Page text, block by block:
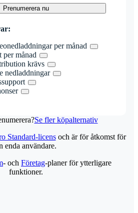
Prenumerera nu
per månad
per månad
krävs
nedladdningar
Se fler köpalternativ
Standard-licensoch är för åtkomst för
enda användare.
- och Företag-planer för ytterligare
funktioner.